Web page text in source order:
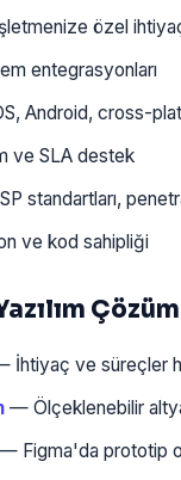
özel
entegrasyonları
Android, cross-
ve SLA destek
standartları,
ve kod sahipliği
İhtiyaç ve süreçler
— Ölçeklenebilir
— Figma'da prototip